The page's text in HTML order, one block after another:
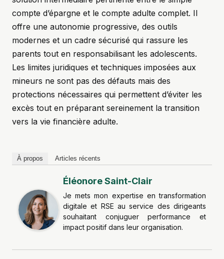
compte d’épargne et le compte adulte complet. Il
offre une autonomie progressive, des outils
modernes et un cadre sécurisé qui rassure les
parents tout en responsabilisant les adolescents.
Les limites juridiques et techniques imposées aux
mineurs ne sont pas des défauts mais des
protections nécessaires qui permettent d’éviter les
excès tout en préparant sereinement la transition
vers la vie financière adulte.
À propos Articles récents
Éléonore Saint-Clair
Je mets mon expertise en transformation
digitale et RSE au service des dirigeants
souhaitant conjuguer performance et
impact positif dans leur organisation.